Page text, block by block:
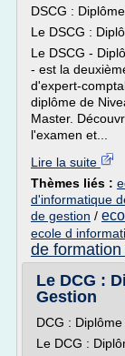
DSCG :
Le DSCG :
Le DSCG -
- est la
d'expert-
diplôme de
Master.
l'examen et...
Lire la suite
Thèmes liés :
d'informatique
de gestion /
ecole d
de
Le DCG :
Gestion
DCG :
Le DCG :